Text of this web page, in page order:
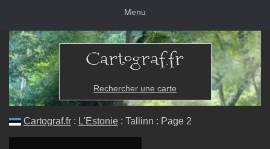
Menu
Rechercher une carte
Cartograf.fr : L'Estonie : Tallinn : Page 2